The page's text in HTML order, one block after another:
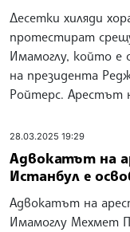
Десетки хиляди
протестират
Имамоглу, който е
на президента
Ройтерс. Арестът
28.03.2025 19:29
Адвокатът на
Истанбул е
Адвокатът на
Имамоглу Мехмет